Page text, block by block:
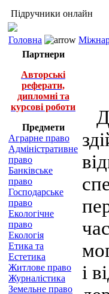
Підручники онлайн
Головна
Партнери
Авторські
реферати,
дипломні та
курсові роботи
Предмети
Аграрне право
Адміністративне
право
Банківське
право
Господарське
право
Екологічне
право
Екологія
Етика та
Естетика
Житлове право
Журналістика
Земельне право
і